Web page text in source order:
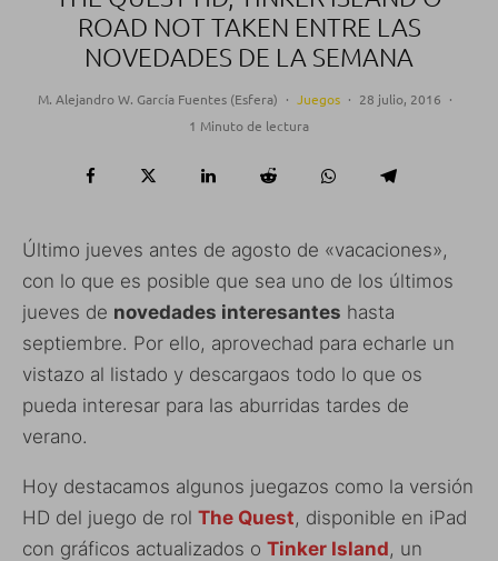
ROAD NOT TAKEN ENTRE LAS
NOVEDADES DE LA SEMANA
M. Alejandro W. García Fuentes (Esfera) · Juegos · 28 julio, 2016 ·
1 Minuto de lectura
Último jueves antes de agosto de «vacaciones»,
con lo que es posible que sea uno de los últimos
jueves de novedades interesantes hasta
septiembre. Por ello, aprovechad para echarle un
vistazo al listado y descargaos todo lo que os
pueda interesar para las aburridas tardes de
verano.
Hoy destacamos algunos juegazos como la versión
HD del juego de rol The Quest, disponible en iPad
con gráficos actualizados o Tinker Island, un